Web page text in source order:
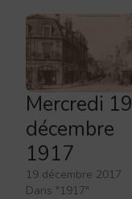
Mercredi 19
décembre
1917
19 décembre 2017
Dans "1917"